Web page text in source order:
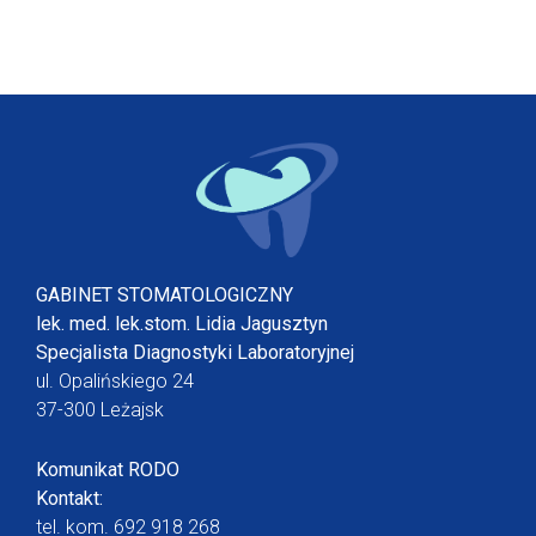
GABINET STOMATOLOGICZNY
lek. med. lek.stom. Lidia Jagusztyn
Specjalista Diagnostyki Laboratoryjnej
ul. Opalińskiego 24
37-300 Leżajsk
Komunikat RODO
Kontakt:
tel. kom. 692 918 268